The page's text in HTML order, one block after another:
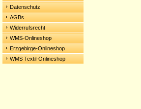
Datenschutz
AGBs
Widerrufsrecht
WMS-Onlineshop
Erzgebirge-Onlineshop
WMS Textil-Onlineshop